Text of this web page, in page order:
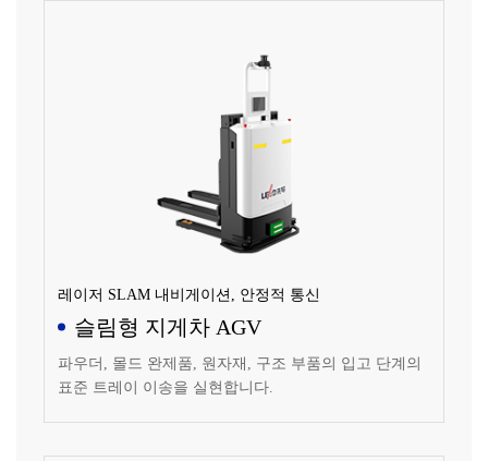
레이저 SLAM 내비게이션, 안정적 통신
슬림형 지게차 AGV
파우더, 몰드 완제품, 원자재, 구조 부품의 입고 단계의
표준 트레이 이송을 실현합니다.